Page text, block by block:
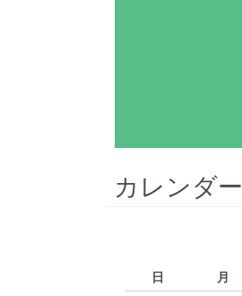
カレンダー
日
月